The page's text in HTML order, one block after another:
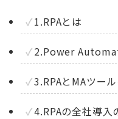
1.RPAとは
2.Power
3.RPAとMAツー
4.RPAの全社導入